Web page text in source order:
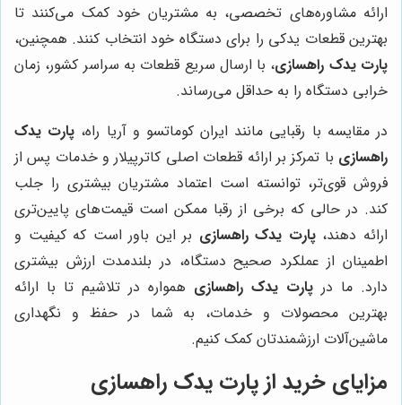
ارائه مشاوره‌های تخصصی، به مشتریان خود کمک می‌کنند تا
بهترین قطعات یدکی را برای دستگاه خود انتخاب کنند. همچنین،
پارت یدک راهسازی، با ارسال سریع قطعات به سراسر کشور، زمان
خرابی دستگاه را به حداقل می‌رساند.
در مقایسه با رقبایی مانند ایران کوماتسو و آریا راه، پارت یدک
راهسازی با تمرکز بر ارائه قطعات اصلی کاترپیلار و خدمات پس از
فروش قوی‌تر، توانسته است اعتماد مشتریان بیشتری را جلب
کند. در حالی که برخی از رقبا ممکن است قیمت‌های پایین‌تری
ارائه دهند،پارت یدک راهسازی بر این باور است که کیفیت و
اطمینان از عملکرد صحیح دستگاه، در بلندمدت ارزش بیشتری
دارد. ما در پارت یدک راهسازی همواره در تلاشیم تا با ارائه
بهترین محصولات و خدمات، به شما در حفظ و نگهداری
ماشین‌آلات ارزشمندتان کمک کنیم.
مزایای خرید ازپارت یدک راهسازی